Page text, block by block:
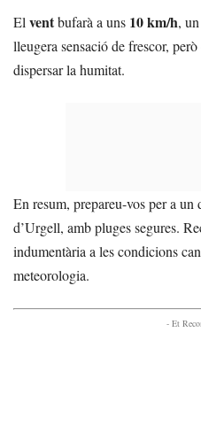
Elventbufarà a uns 10 km/h,
lleugera sensació de frescor,
dispersar la humitat.
En resum, prepareu-vos per a
d’Urgell, amb pluges segures.
indumentària a les condicions
meteorologia.
- Et